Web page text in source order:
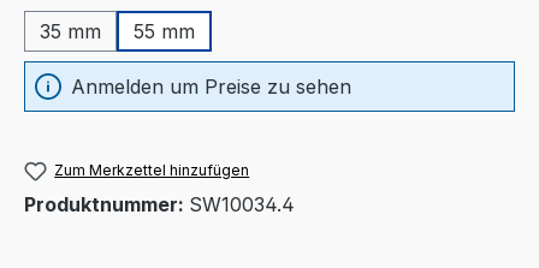
35 mm
55 mm
Anmelden um Preise zu sehen
Zum Merkzettel hinzufügen
Produktnummer: SW10034.4